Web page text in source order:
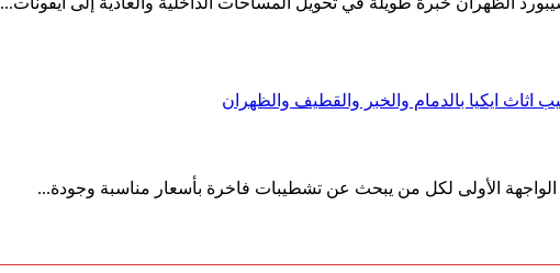
اثاث ايكيا بالدمام والخبر والقطيف والظهران
الأولى لكل من يبحث عن تشطيبات فاخرة بأسعار مناسبة وجودة...